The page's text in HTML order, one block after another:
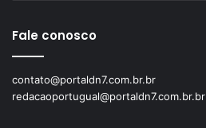
Fale conosco
contato@portaldn7.com.br.br
redacaoportugual@portaldn7.com.br.br